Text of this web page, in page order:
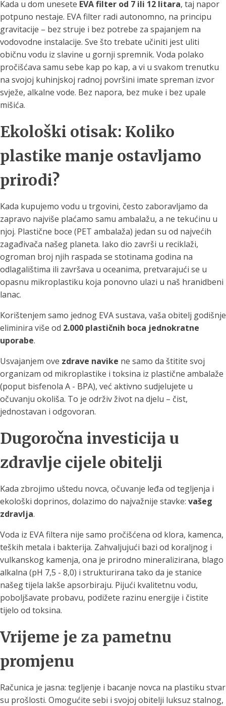
Kada u dom unesete EVA filter od 7 ili 12 litara, taj napor
potpuno nestaje. EVA filter radi autonomno, na principu
gravitacije – bez struje i bez potrebe za spajanjem na
vodovodne instalacije. Sve što trebate učiniti jest uliti
običnu vodu iz slavine u gornji spremnik. Voda polako
pročišćava samu sebe kap po kap, a vi u svakom trenutku
na svojoj kuhinjskoj radnoj površini imate spreman izvor
svježe, alkalne vode. Bez napora, bez muke i bez upale
mišića.
Ekološki otisak: Koliko
plastike manje ostavljamo
prirodi?
Kada kupujemo vodu u trgovini, često zaboravljamo da
zapravo najviše plaćamo samu ambalažu, a ne tekućinu u
njoj. Plastične boce (PET ambalaža) jedan su od najvećih
zagađivača našeg planeta. Iako dio završi u reciklaži,
ogroman broj njih raspada se stotinama godina na
odlagalištima ili završava u oceanima, pretvarajući se u
opasnu mikroplastiku koja ponovno ulazi u naš hranidbeni
lanac.
Korištenjem samo jednog EVA sustava, vaša obitelj godišnje
eliminira više od 2.000 plastičnih boca jednokratne
uporabe.
Usvajanjem ove zdrave navike ne samo da štitite svoj
organizam od mikroplastike i toksina iz plastične ambalaže
(poput bisfenola A - BPA), već aktivno sudjelujete u
očuvanju okoliša. To je održiv život na djelu – čist,
jednostavan i odgovoran.
Dugoročna investicija u
zdravlje cijele obitelji
Kada zbrojimo uštedu novca, očuvanje leđa od tegljenja i
ekološki doprinos, dolazimo do najvažnije stavke: vašeg
zdravlja.
Voda iz EVA filtera nije samo pročišćena od klora, kamenca,
teških metala i bakterija. Zahvaljujući bazi od koraljnog i
vulkanskog kamenja, ona je prirodno mineralizirana, blago
alkalna (pH 7,5 - 8,0) i strukturirana tako da je stanice
našeg tijela lakše apsorbiraju. Pijući kvalitetnu vodu,
poboljšavate probavu, podižete razinu energije i čistite
tijelo od toksina.
Vrijeme je za pametnu
promjenu
Računica je jasna: tegljenje i bacanje novca na plastiku stvar
su prošlosti. Omogućite sebi i svojoj obitelji luksuz stalnog,